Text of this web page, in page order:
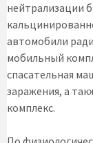
нейтрализации
автомобили
мобильный
спасательная
заражения, а
комплекс.